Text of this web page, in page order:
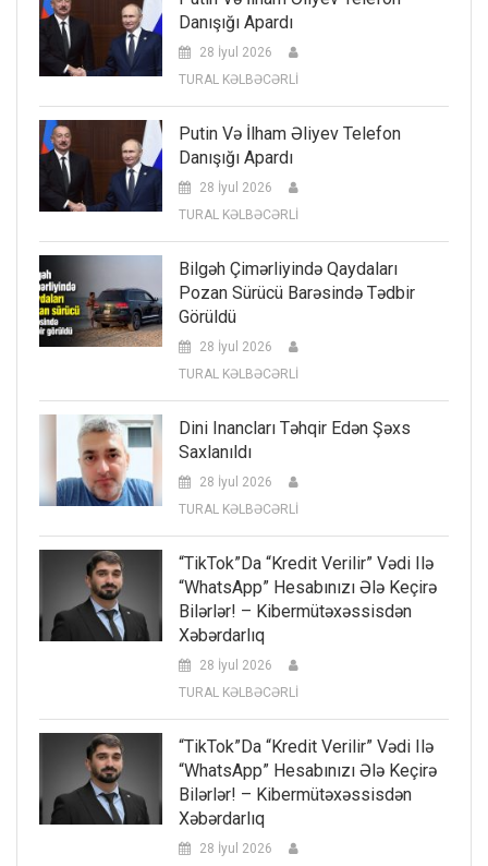
Danışığı Apardı
28 İyul 2026
TURAL KƏLBƏCƏRLİ
Putin Və İlham Əliyev Telefon
Danışığı Apardı
28 İyul 2026
TURAL KƏLBƏCƏRLİ
Bilgəh Çimərliyində Qaydaları
Pozan Sürücü Barəsində Tədbir
Görüldü
28 İyul 2026
TURAL KƏLBƏCƏRLİ
Dini Inancları Təhqir Edən Şəxs
Saxlanıldı
28 İyul 2026
TURAL KƏLBƏCƏRLİ
“TikTok”da “kredit Verilir” Vədi Ilə
“WhatsApp” Hesabınızı Ələ Keçirə
Bilərlər! – Kibermütəxəssisdən
Xəbərdarlıq
28 İyul 2026
TURAL KƏLBƏCƏRLİ
“TikTok”da “kredit Verilir” Vədi Ilə
“WhatsApp” Hesabınızı Ələ Keçirə
Bilərlər! – Kibermütəxəssisdən
Xəbərdarlıq
28 İyul 2026